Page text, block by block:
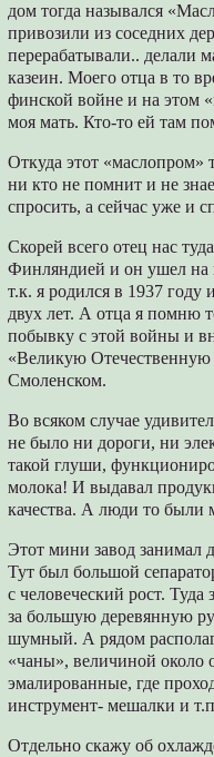
дом тогда назывался
привозили из соседних
перерабатывали.. делали
казеин. Моего отца в то
финской войне и на этом
моя мать. Кто-то ей там
Откуда этот «маслопром»
ни кто не помнит и не
спросить, а сейчас уже и
Скорей всего отец нас
Финляндией и он ушел на
т.к. я родился в 1937 году
двух лет. А отца я помню
побывку с этой войны и
«Великую Отечественную
Смоленском.
Во всяком случае
не было ни дороги, ни
такой глуши,
молока! И выдавал
качества. А люди то были
Этот мини завод занимал
Тут был большой
с человеческий рост.
за большую деревянную
шумный. А рядом
«чаны», величиной около
эмалированные, где
инструмент- мешалки и
Отдельно скажу об